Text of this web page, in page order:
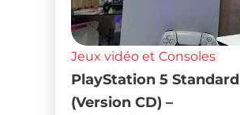
Jeux vidéo et Consoles
PlayStation 5 Standard
(Version CD) –